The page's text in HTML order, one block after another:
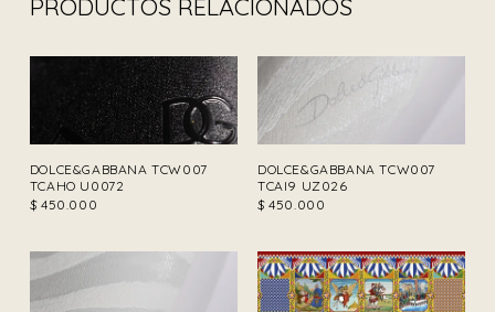
PRODUCTOS RELACIONADOS
DOLCE&GABBANA TCW007
TCAHO U0072
$450.000
DOLCE&GABBANA TCW007
TCAI9 UZ026
$450.000